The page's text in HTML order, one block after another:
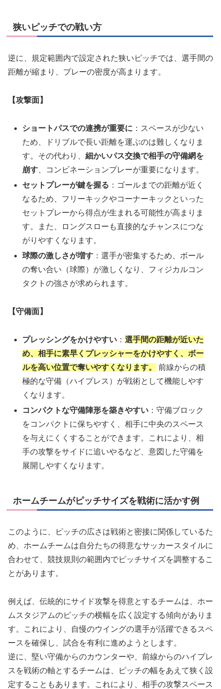
狭いピッチでの戦い方
逆に、規定範囲内で設定された狭いピッチでは、選手間の
距離が縮まり、プレーの密度が高まります。
【攻撃面】
ショートパスでの連携が重要に ：スペースが少ない
ため、ドリブルで長い距離を運ぶのは難しくなりま
す。その代わり、細かいパス交換で相手の守備網を
崩す 、コンビネーションプレーが重要になります。
セットプレーが鍵を握る ：ゴールまでの距離が近く
なるため、フリーキックやコーナーキックといった
セットプレーから得点が生まれる可能性が高まりま
す。また、ロングスローも直接的なチャンスにつな
がりやすくなります。
球際の激しさが増す ：選手が密集するため、ボール
の奪い合い（球際）が激しくなり、フィジカルコン
タクトの強さが求められます。
【守備面】
プレッシングをかけやすい ：選手間の距離が近いた
め、相手に素早くプレッシャーをかけやすく、ボー
ルを高い位置で奪いやすくなります。
前線からの積
極的な守備（ハイプレス）が戦術として機能しやす
くなります。
コンパクトな守備陣形を築きやすい ：守備ブロック
をコンパクトに保ちやすく、相手に中央のスペース
を与えにくくすることができます。これにより、相
手の攻撃をサイドに追いやるなど、意図した守備を
展開しやすくなります。
ホームチームがピッチサイズを戦術に活かす例
このように、ピッチの広さは戦術と密接に関係しているた
め、ホームチームは自分たちの得意なサッカースタイルに
合わせて、競技規則の範囲内でピッチサイズを調整するこ
とがあります。
例えば、伝統的にサイド攻撃を得意とするチームは、ホー
ムスタジアムのピッチの横幅を広く設定する傾向がありま
す。これにより、自慢のウイングの選手が活躍できるスペ
ースを確保し、試合を有利に進めようとします。
逆に、堅い守備からのカウンターや、前線からのハイプレ
スを戦術の軸とするチームは、ピッチの幅をあえて狭く設
定することもあります。これにより、相手の攻撃スペース